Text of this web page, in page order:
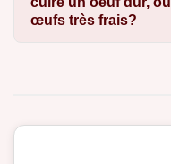
œufs très frais?